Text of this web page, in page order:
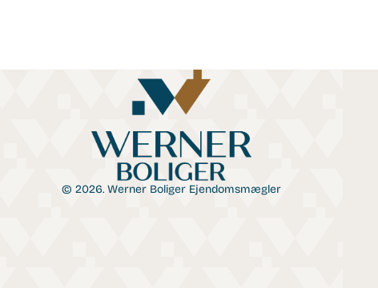
© 2026. Werner Boliger Ejendomsmægler